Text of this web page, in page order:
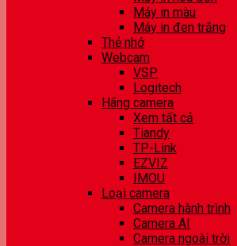
Máy in màu
Máy in đen trắng
Thẻ nhớ
Webcam
VSP
Logitech
Hãng camera
Xem tất cả
Tiandy
TP-Link
EZVIZ
IMOU
Loại camera
Camera hành trình
Camera AI
Camera ngoài trời